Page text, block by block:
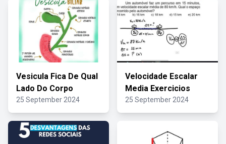
Vesicula Fica De Qual
Lado Do Corpo
25 September 2024
Velocidade Escalar
Media Exercicios
25 September 2024